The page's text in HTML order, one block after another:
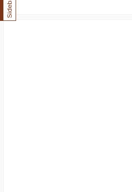
Sidebar